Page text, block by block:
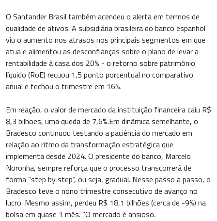
O Santander Brasil também acendeu o alerta em termos de
qualidade de ativos. A subsidiária brasileira do banco espanhol
viu o aumento nos atrasos nos principais segmentos em que
atua e alimentou as desconfianças sobre o plano de levar a
rentabilidade à casa dos 20% - o retorno sobre patrimônio
líquido (RoE) recuou 1,5 ponto porcentual no comparativo
anual e fechou o trimestre em 16%.
Em reação, o valor de mercado da instituição financeira caiu R$
8,3 bilhões, uma queda de 7,6%.Em dinâmica semelhante, o
Bradesco continuou testando a paciência do mercado em
relação ao ritmo da transformação estratégica que
implementa desde 2024. O presidente do banco, Marcelo
Noronha, sempre reforça que o processo transcorrerá de
forma “step by step”, ou seja, gradual. Nesse passo a passo, o
Bradesco teve o nono trimestre consecutivo de avanço no
lucro. Mesmo assim, perdeu R$ 18,1 bilhões (cerca de -9%) na
bolsa em quase 1 mês. “O mercado é ansioso.